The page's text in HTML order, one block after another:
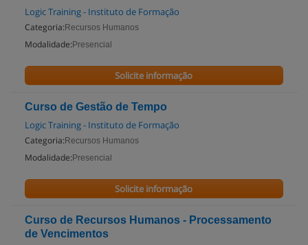
Logic Training - Instituto de Formação
Categoria: Recursos Humanos
Modalidade: Presencial
Solicite informação
Curso de Gestão de Tempo
Logic Training - Instituto de Formação
Categoria: Recursos Humanos
Modalidade: Presencial
Solicite informação
Curso de Recursos Humanos - Processamento
de Vencimentos